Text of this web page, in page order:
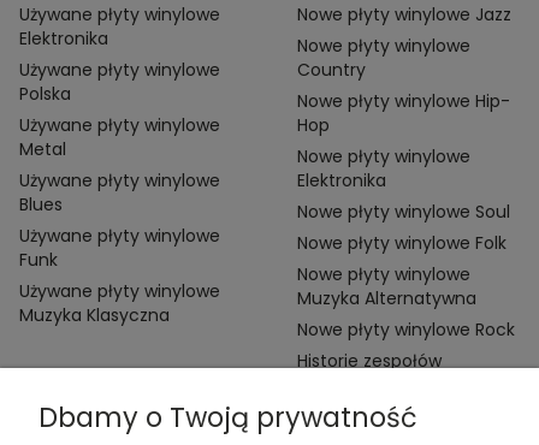
Używane płyty winylowe
Elektronika
Używane płyty winylowe
Polska
Używane płyty winylowe
Metal
Używane płyty winylowe
Blues
Używane płyty winylowe
Funk
Używane płyty winylowe
Muzyka Klasyczna
Nowe płyty winylowe Jazz
Nowe płyty winylowe
Country
Nowe płyty winylowe Hip-
Hop
Nowe płyty winylowe
Elektronika
Nowe płyty winylowe Soul
Nowe płyty winylowe Folk
Nowe płyty winylowe
Muzyka Alternatywna
Nowe płyty winylowe Rock
Historie zespołów
Dbamy o Twoją prywatność